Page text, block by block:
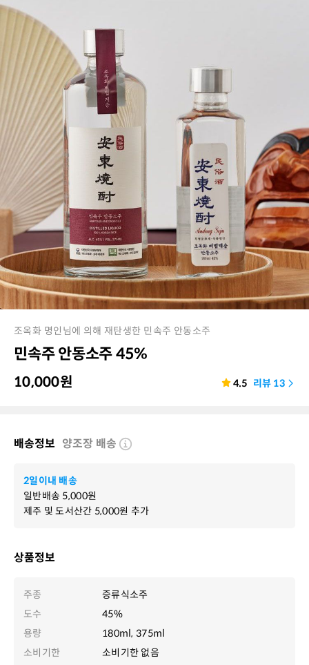
조옥화 명인님에 의해 재탄생한 민속주 안동소주
민속주 안동소주 45%
10,000원 4.5 리뷰 13
상품정보
주종
증류식소주
도수
45%
용량
180ml, 375ml
소비기한
소비기한 없음
배송정보 양조장 배송
2일이내 배송
일반배송 5,000원
제주 및 도서산간 5,000원 추가